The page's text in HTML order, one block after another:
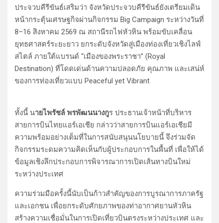
ประจวบคีรีขันธ์เสริมว่า จังหวัดประจวบคีรีขันธ์ยังเตรียมเดิน
หน้ากระตุ้นเศรษฐกิจผ่านกิจกรรม Big Campaign ระหว่างวันที่
8–16 สิงหาคม 2569 ณ สถานีรถไฟหัวหิน พร้อมขับเคลื่อน
ยุทธศาสตร์ระยะยาว ยกระดับจังหวัดสู่เมืองท่องเที่ยวเชิงไลฟ์
สไตล์ ภายใต้แบรนด์ “เมืองของพระราชา” (Royal
Destination) ที่โดดเด่นด้านความปลอดภัย คุณภาพ และเสน่ห์
ของการท่องเที่ยวแบบ Peaceful yet Vibrant
ทั้งนี้ นายไพรัชล์ พรพัฒนนางกูร ประธานเจ้าหน้าที่บริหาร
สายการบินไทยแอร์เอเชีย กล่าวว่าสายการบินแอร์เอเชียมี
ความพร้อมอย่างเต็มที่ในการสนับสนุนนโยบายนี้ จึงร่วมจัด
กิจกรรมระดมความคิดเห็นกับผู้ประกอบการในพื้นที่ เพื่อให้ได้
ข้อมูลเชิงลึกประกอบการพิจารณาการเปิดเส้นทางบินใหม่
ระหว่างประเทศ
ความร่วมมือครั้งนี้นับเป็นก้าวสำคัญของการบูรณาการภาครัฐ
และเอกชน เพื่อยกระดับศักยภาพของท่าอากาศยานหัวหิน
สร้างความเชื่อมั่นในการเปิดเที่ยวบินตรงระหว่างประเทศ และ